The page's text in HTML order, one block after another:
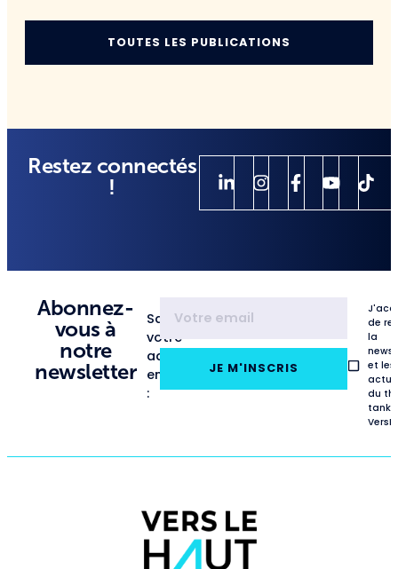
TOUTES LES PUBLICATIONS
Restez connectés
!
Abonnez-
vous à
notre
newsletter
Saisissez
votre
adresse
email
:
JE M'INSCRIS
de
la
et les
du
tank